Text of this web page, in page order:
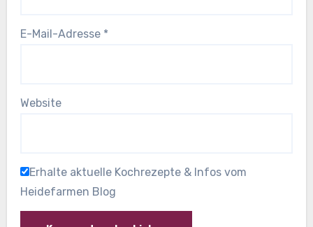
E-Mail-Adresse *
Website
Erhalte aktuelle Kochrezepte & Infos vom
Heidefarmen Blog